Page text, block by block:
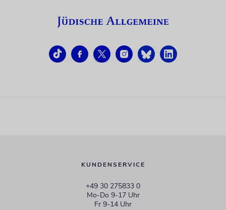
KUNDENSERVICE
+49 30 275833 0
Mo-Do 9-17 Uhr
Fr 9-14 Uhr